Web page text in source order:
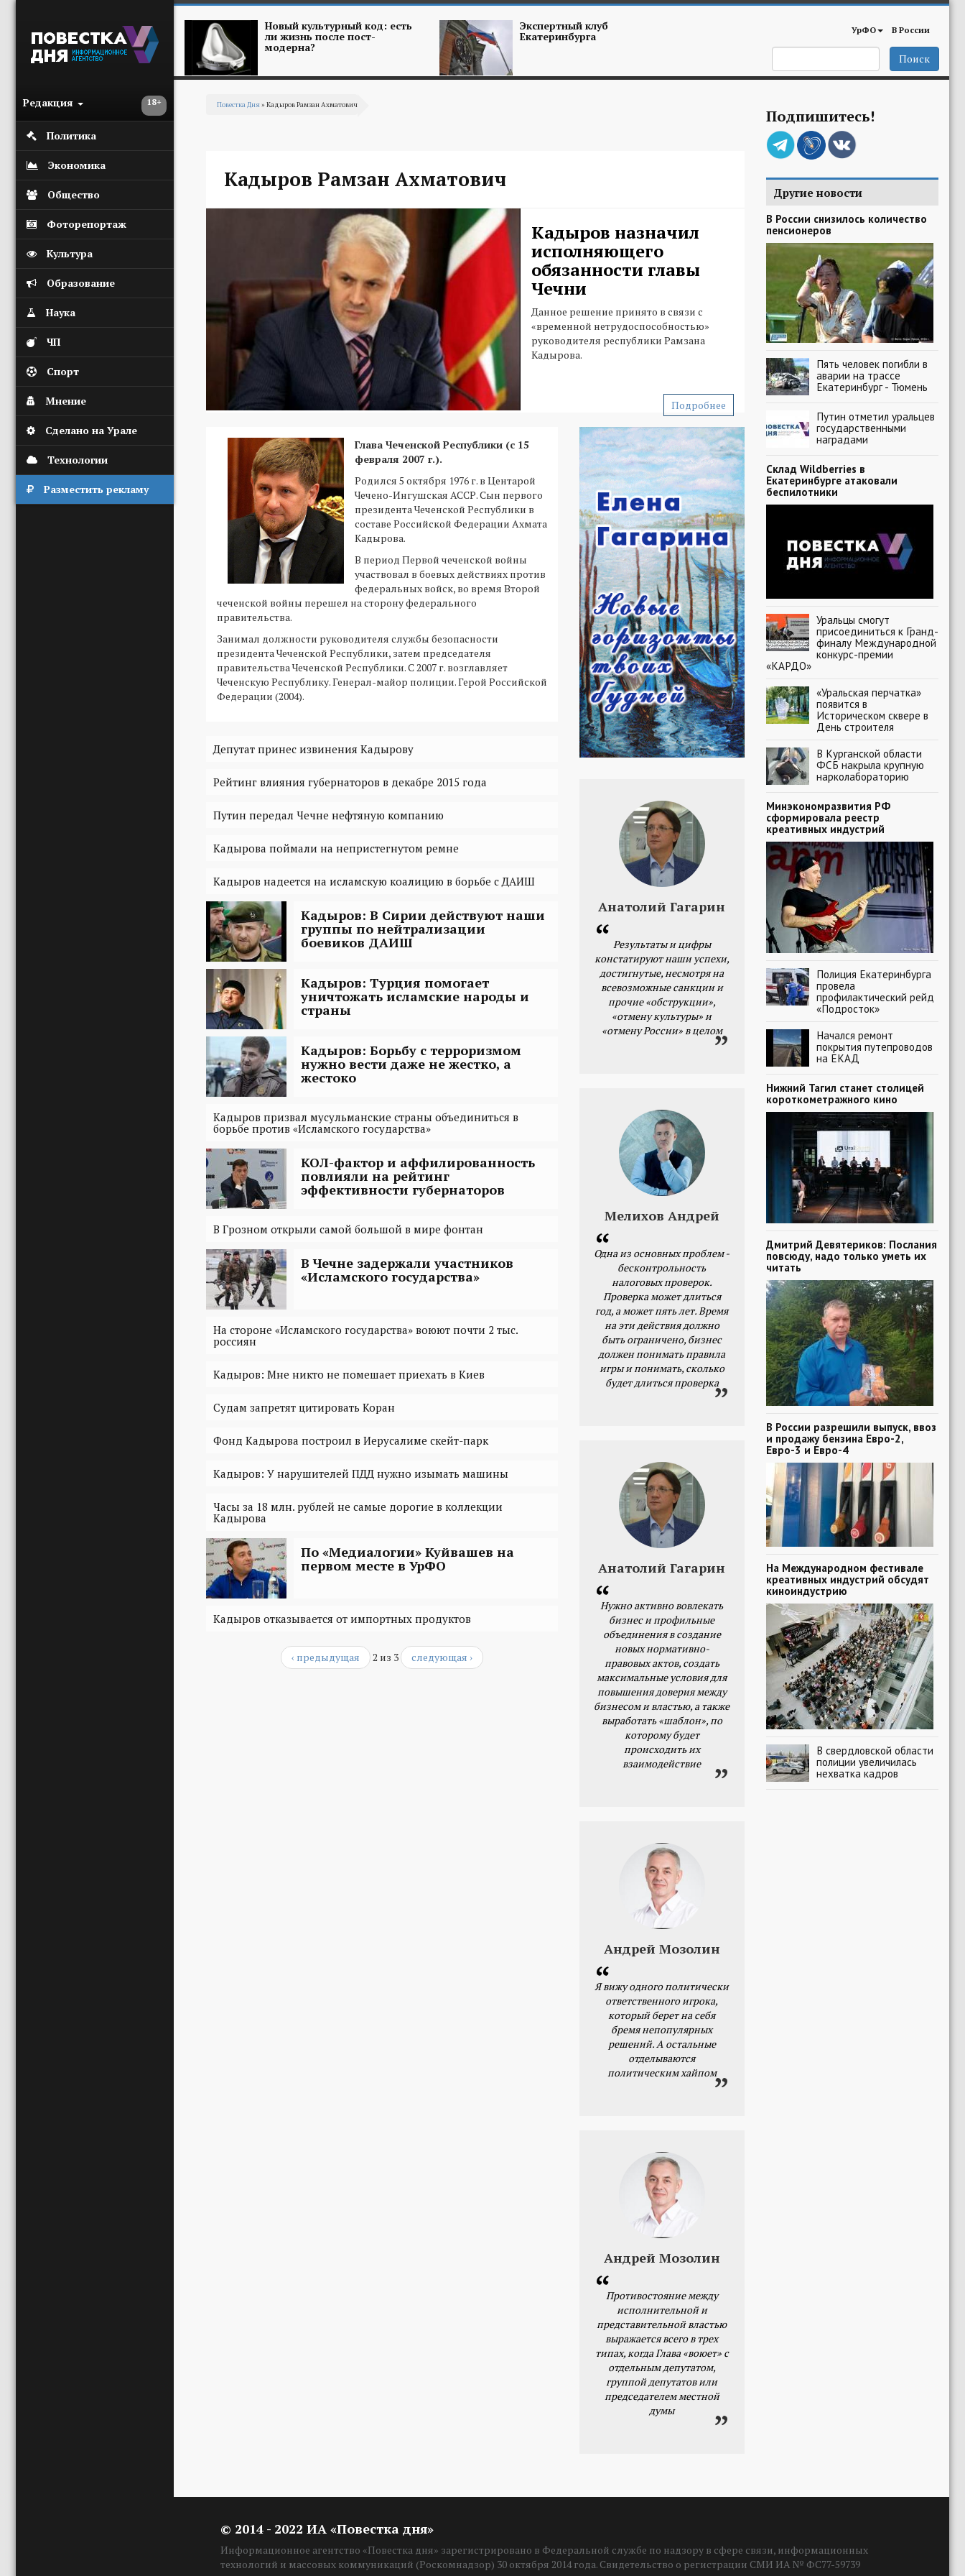
18+
Редакция
Политика
Экономика
Общество
Фоторепортаж
Культура
Образование
Наука
ЧП
Спорт
Мнение
Сделано на Урале
Технологии
Разместить рекламу
Новый культурный код: есть
ли жизнь после пост-
модерна?
Экспертный клуб
Екатеринбурга УрФО В России
Поиск
Повестка Дня» Кадыров Рамзан Ахматович
Кадыров Рамзан Ахматович
Кадыров назначил
исполняющего
обязанности главы
Чечни
Данное решение принято в связи с
«временной нетрудоспособностью»
руководителя республики Рамзана
Кадырова.
Подробнее
Глава Чеченской Республики (с 15
февраля 2007 г.).
Родился 5 октября 1976 г. в Центарой
Чечено-Ингушская АССР. Сын первого
президента Чеченской Республики в
составе Российской Федерации Ахмата
Кадырова.
В период Первой чеченской войны
участвовал в боевых действиях против
федеральных войск, во время Второй
чеченской войны перешел на сторону федерального
правительства.
Занимал должности руководителя службы безопасности
президента Чеченской Республики, затем председателя
правительства Чеченской Республики. С 2007 г. возглавляет
Чеченскую Республику. Генерал-майор полиции. Герой Российской
Федерации (2004).
Депутат принес извинения Кадырову
Рейтинг влияния губернаторов в декабре 2015 года
Путин передал Чечне нефтяную компанию
Кадырова поймали на непристегнутом ремне
Кадыров надеется на исламскую коалицию в борьбе с ДАИШ
Кадыров: В Сирии действуют наши
группы по нейтрализации
боевиков ДАИШ
Кадыров: Турция помогает
уничтожать исламские народы и
страны
Кадыров: Борьбу с терроризмом
нужно вести даже не жестко, а
жестоко
Кадыров призвал мусульманские страны объединиться в
борьбе против «Исламского государства»
КОЛ-фактор и аффилированность
повлияли на рейтинг
эффективности губернаторов
В Грозном открыли самой большой в мире фонтан
В Чечне задержали участников
«Исламского государства»
На стороне «Исламского государства» воюют почти 2 тыс.
россиян
Кадыров: Мне никто не помешает приехать в Киев
Судам запретят цитировать Коран
Фонд Кадырова построил в Иерусалиме скейт-парк
Кадыров: У нарушителей ПДД нужно изымать машины
Часы за 18 млн. рублей не самые дорогие в коллекции
Кадырова
По «Медиалогии» Куйвашев на
первом месте в УрФО
Кадыров отказывается от импортных продуктов
‹ предыдущая 2 из 3 следующая ›
Анатолий Гагарин
Результаты и цифры
констатируют наши успехи,
достигнутые, несмотря на
всевозможные санкции и
прочие «обструкции»,
«отмену культуры» и
«отмену России» в целом
Мелихов Андрей
Одна из основных проблем -
бесконтрольность
налоговых проверок.
Проверка может длиться
год, а может пять лет. Время
на эти действия должно
быть ограничено, бизнес
должен понимать правила
игры и понимать, сколько
будет длиться проверка
Анатолий Гагарин
Нужно активно вовлекать
бизнес и профильные
объединения в создание
новых нормативно-
правовых актов, создать
максимальные условия для
повышения доверия между
бизнесом и властью, а также
выработать «шаблон», по
которому будет
происходить их
взаимодействие
Андрей Мозолин
Я вижу одного политически
ответственного игрока,
который берет на себя
бремя непопулярных
решений. А остальные
отделываются
политическим хайпом
Андрей Мозолин
Противостояние между
исполнительной и
представительной властью
выражается всего в трех
типах, когда Глава «воюет» с
отдельным депутатом,
группой депутатов или
председателем местной
думы
Подпишитесь!
Другие новости
В России снизилось количество
пенсионеров
Пять человек погибли в
аварии на трассе
Екатеринбург - Тюмень
Путин отметил уральцев
государственными
наградами
Склад Wildberries в
Екатеринбурге атаковали
беспилотники
Уральцы смогут
присоединиться к Гранд-
финалу Международной
конкурс-премии
«КАРДО»
«Уральская перчатка»
появится в
Историческом сквере в
День строителя
В Курганской области
ФСБ накрыла крупную
нарколабораторию
Минэкономразвития РФ
сформировала реестр
креативных индустрий
Полиция Екатеринбурга
провела
профилактический рейд
«Подросток»
Начался ремонт
покрытия путепроводов
на ЕКАД
Нижний Тагил станет столицей
короткометражного кино
Дмитрий Девятериков: Послания
повсюду, надо только уметь их
читать
В России разрешили выпуск, ввоз
и продажу бензина Евро-2,
Евро-3 и Евро-4
На Международном фестивале
креативных индустрий обсудят
киноиндустрию
В свердловской области
полиции увеличилась
нехватка кадров
© 2014 - 2022 ИА «Повестка дня»
Информационное агентство «Повестка дня» зарегистрировано в Федеральной службе по надзору в сфере связи, информационных
технологий и массовых коммуникаций (Роскомнадзор) 30 октября 2014 года. Свидетельство о регистрации СМИ ИА № ФС77-59739